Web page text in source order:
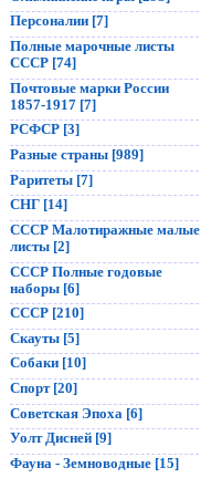
Персоналии [7]
Полные марочные листы
СССР [74]
Почтовые марки России
1857-1917 [7]
РСФСР [3]
Разные страны [989]
Раритеты [7]
СНГ [14]
СССР Малотиражные малые
листы [2]
СССР Полные годовые
наборы [6]
СССР [210]
Скауты [5]
Собаки [10]
Спорт [20]
Советская Эпоха [6]
Уолт Дисней [9]
Фауна - Земноводные [15]